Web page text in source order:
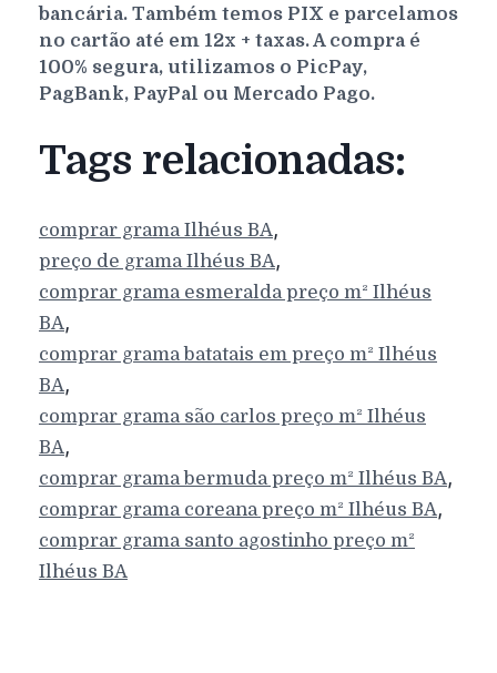
bancária. Também temos PIX e parcelamos
no cartão até em 12x + taxas. A compra é
100% segura, utilizamos o PicPay,
PagBank, PayPal ou Mercado Pago.
Tags relacionadas:
comprar gramaIlhéus BA,
preço de gramaIlhéus BA,
comprar grama esmeralda preço m² Ilhéus
BA,
comprar grama batatais em preço m² Ilhéus
BA,
comprar grama são carlos preço m² Ilhéus
BA,
comprar grama bermuda preço m² Ilhéus BA,
comprar grama coreana preço m² Ilhéus BA,
comprar grama santo agostinho preço m²
Ilhéus BA